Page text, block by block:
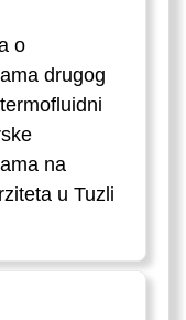
o
drugog
na
u Tuzli